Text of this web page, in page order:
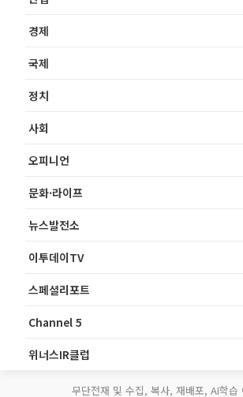
경제
국제
정치
사회
오피니언
문화·라이프
뉴스발전소
이투데이TV
스페셜리포트
Channel 5
위너스IR클럽
무단전재 및 수집, 복사, 재배포, AI학습